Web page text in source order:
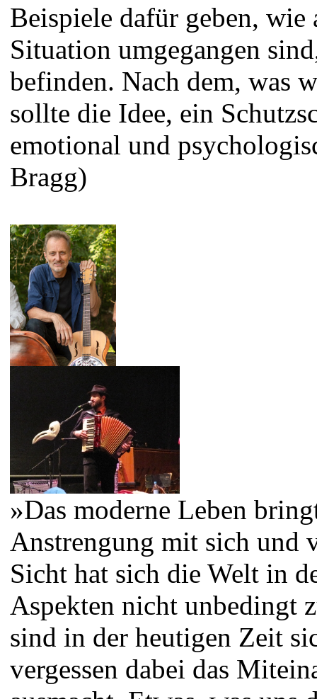
Beispiele dafür geben,
Situation umgegangen
befinden. Nach dem, was
sollte die Idee, ein
emotional und
Bragg)
»Das moderne Leben
Anstrengung mit sich und
Sicht hat sich die Welt in
Aspekten nicht unbedingt
sind in der heutigen Zeit
vergessen dabei das